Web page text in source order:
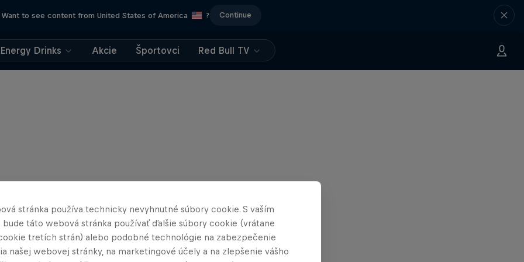
Want to see content from United States of America ? Continue
Energy Drinks Akcie Športovci Red Bull TV
stránka používa technicky nevyhnutné súbory cookie. S vaším
bude táto webová stránka používať ďalšie súbory cookie (vrátane
tretích strán) alebo podobné technológie na zabezpečenie
našej webovej stránky, na marketingové účely a na zlepšenie vášho